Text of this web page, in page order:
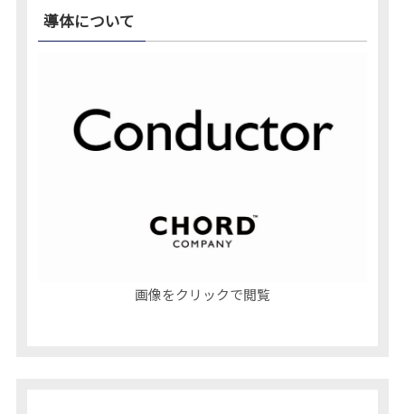
導体について
画像をクリックで閲覧